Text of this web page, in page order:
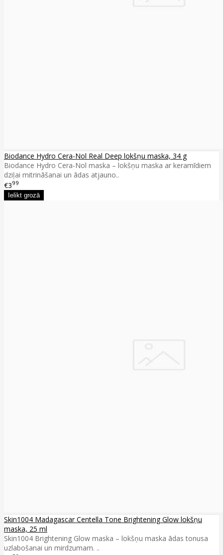
Biodance Hydro Cera-Nol Real Deep lokšņu maska, 34 g
Biodance Hydro Cera-Nol maska – lokšņu maska ar keramīdiem
dziļai mitrināšanai un ādas atjauno..
€399
Skin1004 Madagascar Centella Tone Brightening Glow lokšņu
maska, 25 ml
Skin1004 Brightening Glow maska – lokšņu maska ādas tonusa
uzlabošanai un mirdzumam. ..